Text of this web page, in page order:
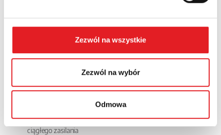
Zezwól na wszystkie
Zezwól na wybór
Odmowa
Gdzie zastosować przekaźnik bistabilny
przemysłowy
Automatyka przemysłowa - w procesach automatyki
przemysłowej do sterowania silnikami, pompami i innym
sprzętem
oświetleniem do włączania lub wyłączania świateł za pomocą
pojedynczego impulsu i utrzymywania ich stanu bez potrzeby
ciągłego zasilania